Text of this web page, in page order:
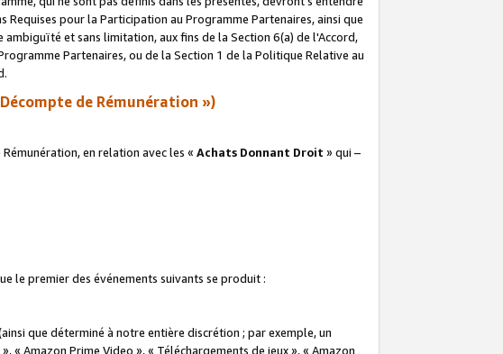
pour la Participation au Programme Partenaires, ainsi que
et sans limitation, aux fins de la Section 6(a) de l'Accord,
Partenaires, ou de la Section 1 de la Politique Relative au
de Rémunération »)
en relation avec les « Achats Donnant Droit » qui –
le premier des événements suivants se produit :
que déterminé à notre entière discrétion ; par exemple, un
« Amazon Prime Video », « Téléchargements de jeux », « Amazon